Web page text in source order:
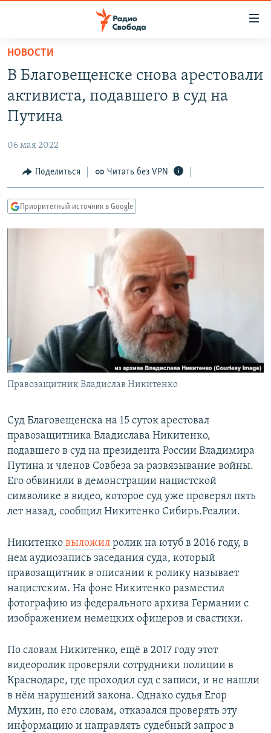
упрощенного
доступа
основному
Вернутся
Вернутся
АВТОРСКИЕ ПРОЕКТЫ
МНЕНИЯ
КУЛЬТУРА
КАВКАЗ.РЕАЛИИ
РАСПИСАНИЕ ВЕЩАНИЯ
ПОДПИШИТЕСЬ НА РАССЫЛКУ
СОЦИАЛЬНЫЕ СЕТИ
Все сайты РСЕ/РС
НОВОСТИ
В Благовещенске снова арестовали
активиста, подавшего в суд на
Путина
06 мая 2022
Поделиться Читать без VPN
Приоритетный источник в Google
Правозащитник Владислав Никитенко
Суд Благовещенска на 15 суток арестовал
правозащитника Владислава Никитенко,
подавшего в суд на президента России Владимира
Путина и членов Совбеза за развязывание войны.
Его обвинили в демонстрации нацистской
символике в видео, которое суд уже проверял пять
лет назад, сообщил Никитенко Сибирь.Реалии.
Никитенко выложил ролик на ютуб в 2016 году, в
нем аудиозапись заседания суда, который
правозащитник в описании к ролику называет
нацистским. На фоне Никитенко разместил
фотографию из федерального архива Германии с
изображением немецких офицеров и свастики.
По словам Никитенко, ещё в 2017 году этот
видеоролик проверяли сотрудники полиции в
Краснодаре, где проходил суд с записи, и не нашли
в нём нарушений закона. Однако судья Егор
Мухин, по его словам, отказался проверять эту
информацию и направлять судебный запрос в